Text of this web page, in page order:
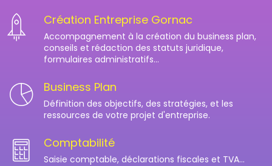
Création Entreprise Gornac
Accompagnement à la création du business plan,
conseils et rédaction des statuts juridique,
formulaires administratifs...
Business Plan
Définition des objectifs, des stratégies, et les
ressources de votre projet d'entreprise.
Comptabilité
Saisie comptable, déclarations fiscales et TVA...